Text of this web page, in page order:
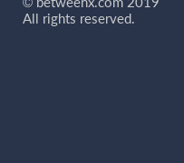
All rights reserved.